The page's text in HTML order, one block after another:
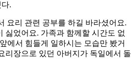
.
요리 관련 공부를 하길 바라셨어요.
싫었어요. 가족과 함께할 시간도 없
에서 힘들게 일하시는 모습만 봤거
리장으로 있던 아버지가 독일에서 돌